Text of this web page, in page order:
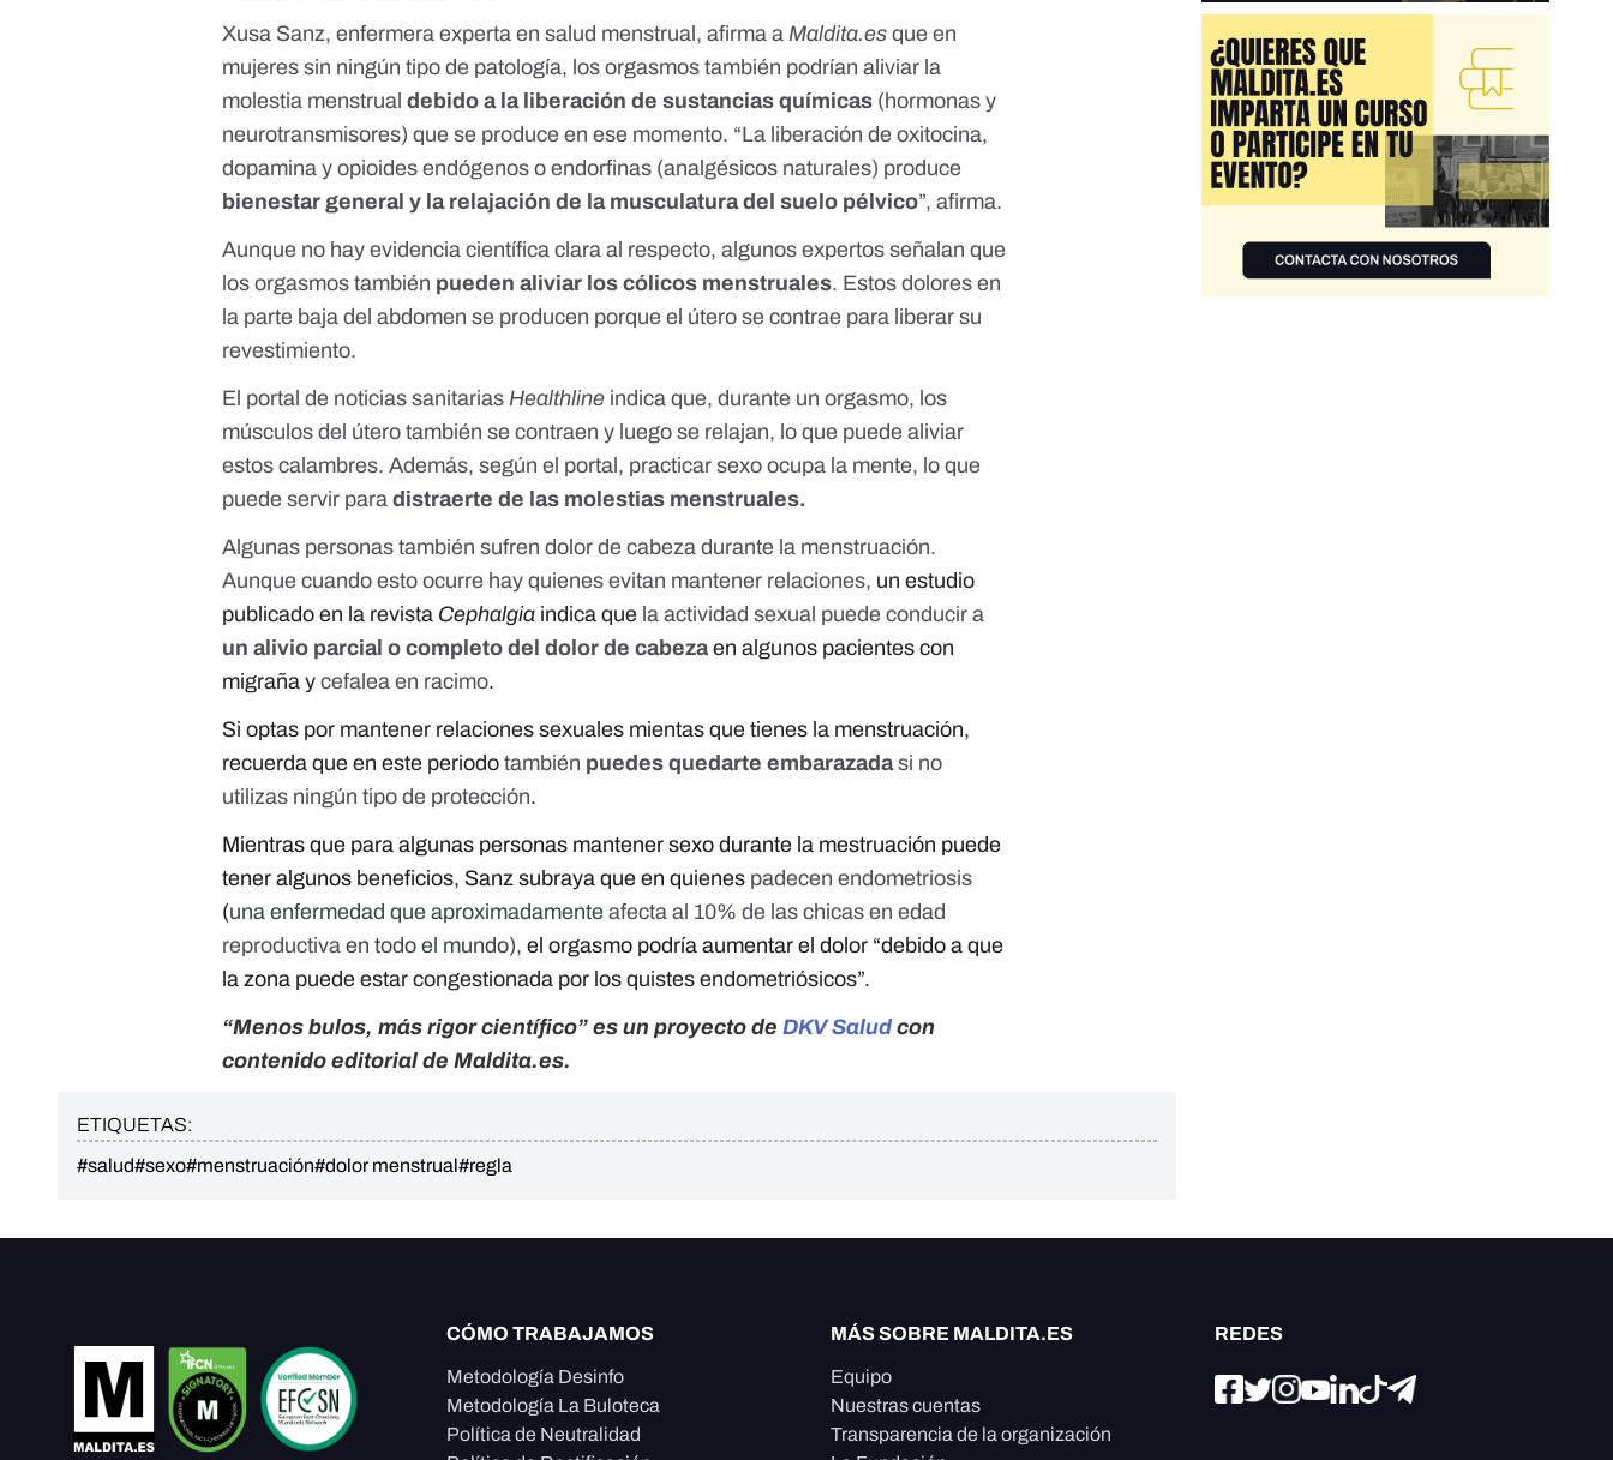
Xusa Sanz, enfermera experta en salud menstrual, afirma aMaldita.es que en
mujeres sin ningún tipo de patología, los orgasmos también podrían aliviar la
molestia menstrualdebido a la liberación de sustancias químicas (hormonas y
neurotransmisores) que se produce en ese momento. “La liberación deoxitocina,
dopamina yopioides endógenos oendorfinas (analgésicos naturales) produce
bienestar general y la relajación de la musculatura del suelo pélvico”, afirma.
Aunque no hay evidencia científica clara al respecto, algunos expertos señalan que
los orgasmos también pueden aliviar los cólicos menstruales. Estosdolores en
la parte baja del abdomen se producen porque el útero se contrae para liberar su
revestimiento.
El portal de noticias sanitariasHealthline indica que, durante un orgasmo, los
músculos del útero también se contraen y luego se relajan, lo que puede aliviar
estos calambres. Además, según el portal, practicar sexo ocupa la mente, lo que
puede servir paradistraerte de las molestias menstruales.
Algunas personas también sufrendolor de cabeza durante la menstruación.
Aunque cuando esto ocurre hay quienes evitan mantener relaciones, un estudio
publicado en la revista Cephalgia indica que la actividad sexual puede conducir a
un alivio parcial o completo del dolor de cabeza en algunos pacientes con
migraña ycefalea en racimo.
Si optas por mantener relaciones sexuales mientas que tienes la menstruación,
recuerda que en este periodotambién puedes quedarte embarazadasi no
utilizas ningún tipo de protección.
Mientras que para algunas personas mantener sexo durante la mestruación puede
tener algunos beneficios, Sanz subraya que en quienes padecen endometriosis
(una enfermedad que aproximadamenteafecta al 10% de las chicas en edad
reproductiva en todo el mundo),el orgasmo podría aumentar el dolor “debido a que
la zona puede estar congestionada por los quistes endometriósicos”.
“Menos bulos, más rigor científico” es un proyecto deDKV Saludcon
contenido editorial de Maldita.es.
ETIQUETAS:
#salud#sexo#menstruación#dolor menstrual#regla
CÓMO TRABAJAMOS
Metodología Desinfo
Metodología La Buloteca
Política de Neutralidad
MÁS SOBRE MALDITA.ES
Equipo
Nuestras cuentas
Transparencia de la organización
REDES